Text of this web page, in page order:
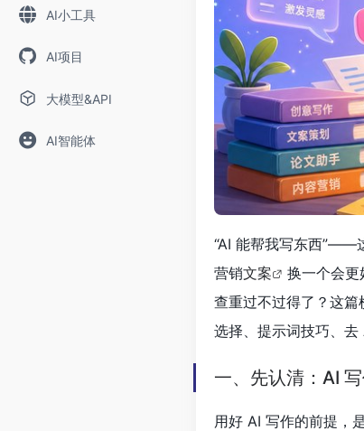
AI小工具
AI项目
大模型&API
AI智能体
“AI 能帮我写东西”——
营销文案
换一个会更
查重过不过得了？这
选择、提示词技巧、去
一、先认清：AI
用好 AI 写作的前提，